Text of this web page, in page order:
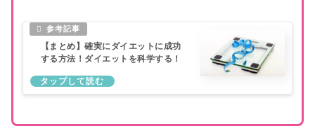
【まとめ】確実にダイエットに成功
する方法！ダイエットを科学する！